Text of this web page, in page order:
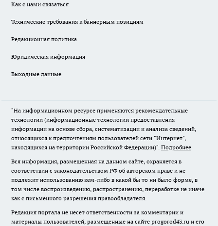
Как с нами связаться
Технические требования к баннерным позициям
Редакционная политика
Юридическая информация
Выходные данные
"На информационном ресурсе применяются рекомендательные
технологии (информационные технологии предоставления
информации на основе сбора, систематизации и анализа сведений,
относящихся к предпочтениям пользователей сети "Интернет",
находящихся на территории Российской Федерации)". Подробнее
Вся информация, размещенная на данном сайте, охраняется в
соответствии с законодательством РФ об авторском праве и не
подлежит использованию кем-либо в какой бы то ни было форме, в
том числе воспроизведению, распространению, переработке не иначе
как с письменного разрешения правообладателя.
Редакция портала не несет ответственности за комментарии и
материалы пользователей, размещенные на сайте progorod43.ru и его